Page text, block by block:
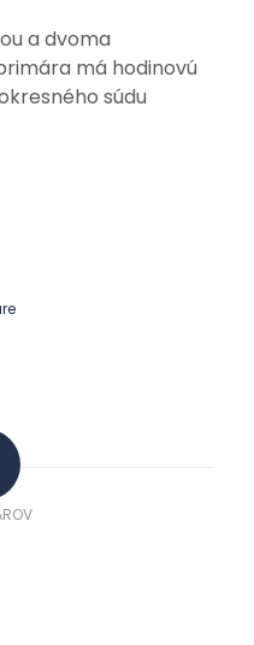
a dvoma
má hodinovú
súdu